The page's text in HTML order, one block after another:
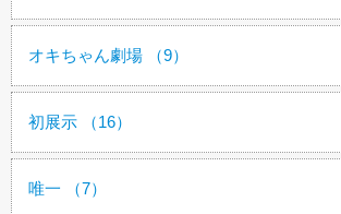
オキちゃん劇場 （9）
初展示 （16）
唯一 （7）